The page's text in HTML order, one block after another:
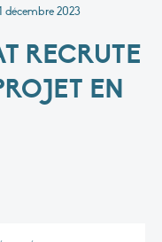
décembre 2023
RECRUTE
EN